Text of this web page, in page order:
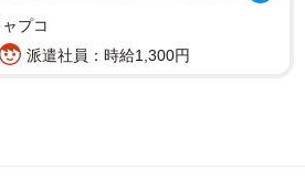
プコ
派遣社員：時給1,300円